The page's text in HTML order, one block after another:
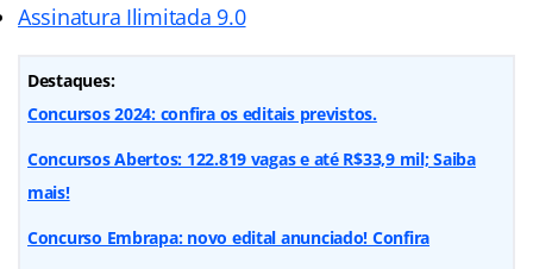
Assinatura Ilimitada 9.0
Destaques:
Concursos 2024: confira os editais previstos.
Concursos Abertos: 122.819 vagas e até R$33,9 mil; Saiba
mais!
Concurso Embrapa: novo edital anunciado! Confira